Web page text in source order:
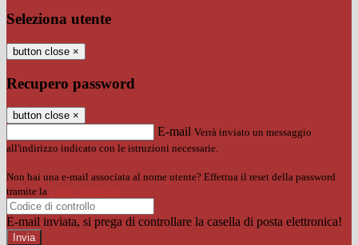
Seleziona utente
button close ×
Recupero password
button close ×
E-mail Verrà inviato un messaggio
all'indirizzo indicato con le istruzioni necessarie.
Non hai una e-mail associata al nome utente? Effettua il reset della password
tramite la Login Spaggiari
E-mail inviata, si prega di controllare la casella di posta elettronica!